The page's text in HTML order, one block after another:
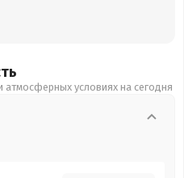
условиях на сегодня